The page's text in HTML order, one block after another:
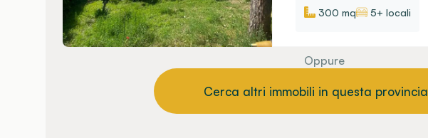
300 mq
5+ locali
Oppure
Cerca altri immobili in questa provincia